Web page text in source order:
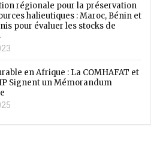
régionale pour la préservation
halieutiques : Maroc, Bénin et
pour évaluer les stocks de
en Afrique : La COMHAFAT et
Signent un Mémorandum